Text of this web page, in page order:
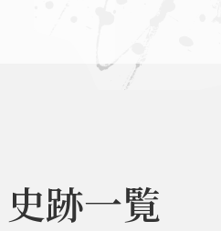
なごや英傑 グル
史跡一覧